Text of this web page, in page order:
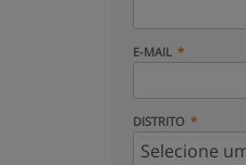
E-MAIL
DISTRITO